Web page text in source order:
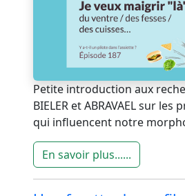
Petite introduction aux
BIELER et ABRAVAEL sur
qui influencent notre
En savoir plus......